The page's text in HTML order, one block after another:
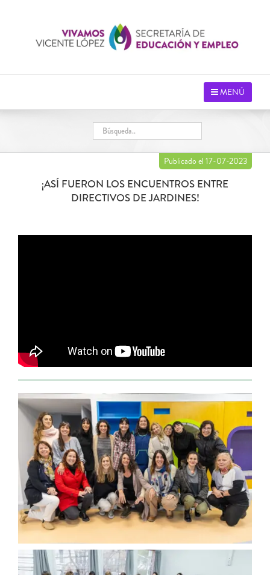
MENÚ
Publicado el 17-07-2023
¡ASÍ FUERON LOS ENCUENTROS ENTRE
DIRECTIVOS DE JARDINES!